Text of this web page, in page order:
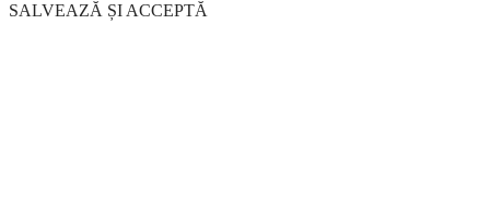
SALVEAZĂ ȘI ACCEPTĂ